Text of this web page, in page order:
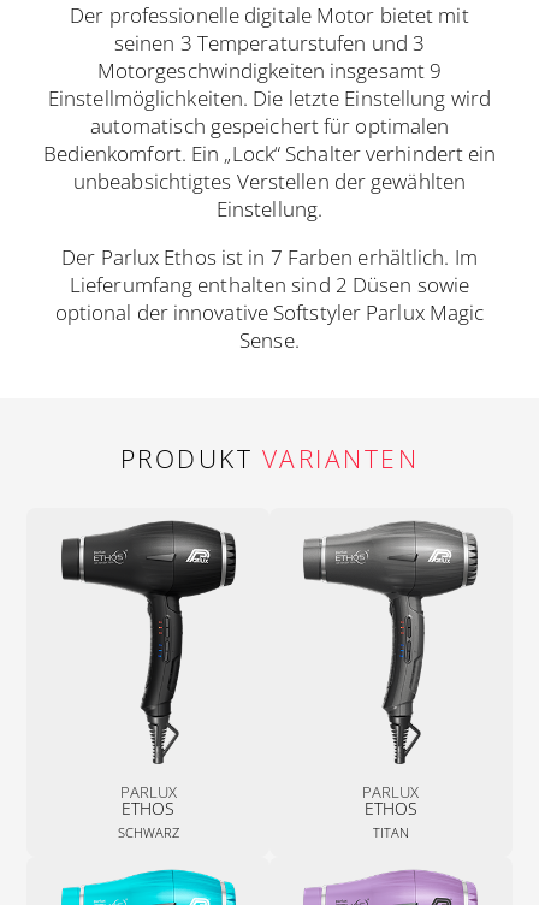
Der professionelle digitale Motor bietet mit
seinen 3 Temperaturstufen und 3
Motorgeschwindigkeiten insgesamt 9
Einstellmöglichkeiten. Die letzte Einstellung wird
automatisch gespeichert für optimalen
Bedienkomfort. Ein „Lock“ Schalter verhindert ein
unbeabsichtigtes Verstellen der gewählten
Einstellung.
Der Parlux Ethos ist in 7 Farben erhältlich. Im
Lieferumfang enthalten sind 2 Düsen sowie
optional der innovative Softstyler Parlux Magic
Sense.
PRODUKT VARIANTEN
PARLUX
ETHOS
SCHWARZ
PARLUX
ETHOS
TITAN